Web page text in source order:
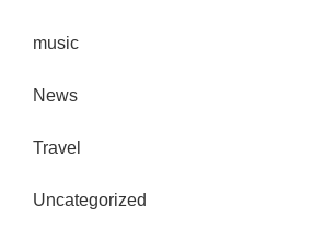
music
News
Travel
Uncategorized